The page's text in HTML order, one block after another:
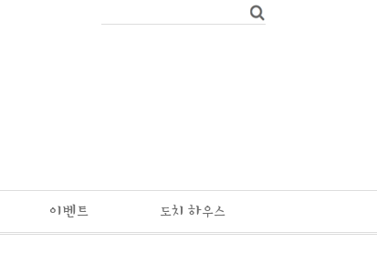
이벤트 도치 하우스